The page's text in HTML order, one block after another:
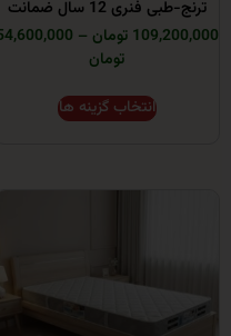
سال ضمانت
–
54,600,000
انتخاب گزینه ها